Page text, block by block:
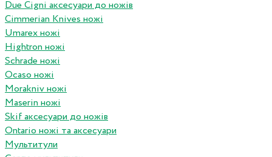
Due Cigni аксесуари до ножів
Cimmerian Knives ножі
Umarex ножі
Hightron ножі
Schrade ножі
Ocaso ножі
Morakniv ножі
Maserin ножі
Skif аксесуари до ножів
Ontario ножі та аксесуари
Мультитули